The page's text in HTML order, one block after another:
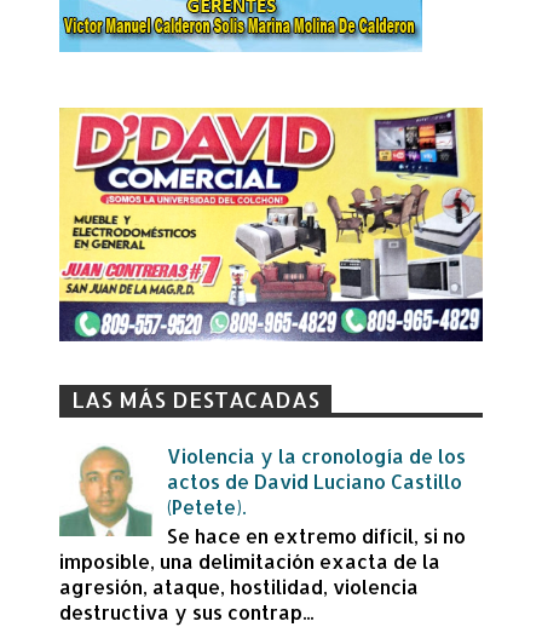
LAS MÁS DESTACADAS
Violencia y la cronología de los
actos de David Luciano Castillo
(Petete).
Se hace en extremo difícil, si no
imposible, una delimitación exacta de la
agresión, ataque, hostilidad, violencia
destructiva y sus contrap...